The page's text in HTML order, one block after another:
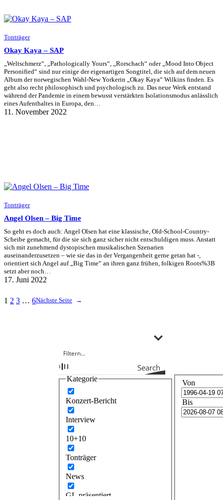
Tonträger
Okay Kaya – SAP
„Weltschmerz“, „Pathologically Yours“, „Rorschach“ oder „Mood Into Object
Personified“ sind nur einige der eigenartigen Songtitel, die sich auf dem neuen
Album der norwegischen Wahl-New Yorkerin „Okay Kaya“ Wilkins finden. Es
geht also recht philosophisch und psychologisch zu. Das neue Werk entstand
während der Pandemie in einem bewusst verstärkten Isolationsmodus anlässlich
eines Aufenthaltes in Europa, den…
11. November 2022
Tonträger
Angel Olsen – Big Time
So geht es doch auch: Angel Olsen hat eine klassische, Old-School-Country-
Scheibe gemacht, für die sie sich ganz sicher nicht entschuldigen muss. Anstatt
sich mit zunehmend dystopischen musikalischen Szenarien
auseinanderzusetzen – wie sie das in der Vergangenheit gerne getan hat -,
orientiert sich Angel auf „Big Time“ an ihren ganz frühen, folkigen Roots%3B
setzt aber noch…
17. Juni 2022
1 2 3 … 6Nächste Seite →
Search
Kategorie
Konzert-Bericht
Interview
10+10
Tonträger
News
GL präsentiert
Von
Bis